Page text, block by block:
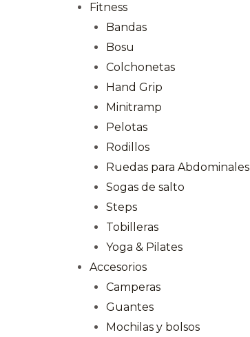
Fitness
Bandas
Bosu
Colchonetas
Hand Grip
Minitramp
Pelotas
Rodillos
Ruedas para Abdominales
Sogas de salto
Steps
Tobilleras
Yoga & Pilates
Accesorios
Camperas
Guantes
Mochilas y bolsos